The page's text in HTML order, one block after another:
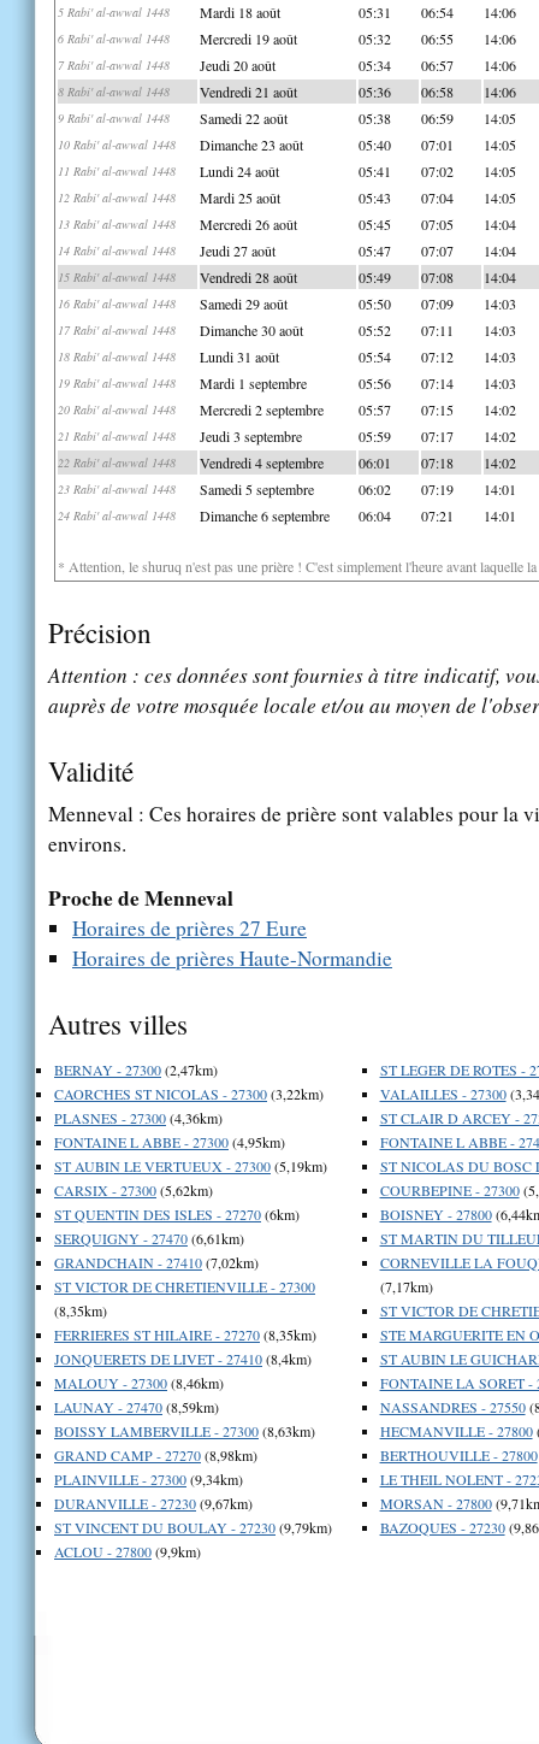
5 Rabi' al-awwal 1448 Mardi 18 août 05:31 06:54 14:06
6 Rabi' al-awwal 1448 Mercredi 19 août 05:32 06:55 14:06
7 Rabi' al-awwal 1448 Jeudi 20 août 05:34 06:57 14:06
8 Rabi' al-awwal 1448 Vendredi 21 août 05:36 06:58 14:06
9 Rabi' al-awwal 1448 Samedi 22 août 05:38 06:59 14:05
10 Rabi' al-awwal 1448 Dimanche 23 août 05:40 07:01 14:05
11 Rabi' al-awwal 1448 Lundi 24 août 05:41 07:02 14:05
12 Rabi' al-awwal 1448 Mardi 25 août 05:43 07:04 14:05
13 Rabi' al-awwal 1448 Mercredi 26 août 05:45 07:05 14:04
14 Rabi' al-awwal 1448 Jeudi 27 août 05:47 07:07 14:04
15 Rabi' al-awwal 1448 Vendredi 28 août 05:49 07:08 14:04
16 Rabi' al-awwal 1448 Samedi 29 août 05:50 07:09 14:03
17 Rabi' al-awwal 1448 Dimanche 30 août 05:52 07:11 14:03
18 Rabi' al-awwal 1448 Lundi 31 août 05:54 07:12 14:03
19 Rabi' al-awwal 1448 Mardi 1 septembre 05:56 07:14 14:03
20 Rabi' al-awwal 1448 Mercredi 2 septembre 05:57 07:15 14:02
21 Rabi' al-awwal 1448 Jeudi 3 septembre 05:59 07:17 14:02
22 Rabi' al-awwal 1448 Vendredi 4 septembre 06:01 07:18 14:02
23 Rabi' al-awwal 1448 Samedi 5 septembre 06:02 07:19 14:01
24 Rabi' al-awwal 1448 Dimanche 6 septembre 06:04 07:21 14:01
* Attention, le shuruq n'est pas une prière ! C'est simplement l'heure avant laquelle
Précision
Attention : ces données sont fournies à titre indicatif,
auprès de votre mosquée locale et/ou au moyen de
Validité
Menneval : Ces horaires de prière sont valables pour la
environs.
Proche de Menneval
Horaires de prières 27 Eure
Horaires de prières Haute-Normandie
Autres villes
BERNAY - 27300(2,47km)
CAORCHES ST NICOLAS - 27300(3,22km)
PLASNES - 27300(4,36km)
FONTAINE L ABBE - 27300(4,95km)
ST AUBIN LE VERTUEUX - 27300(5,19km)
CARSIX - 27300(5,62km)
ST QUENTIN DES ISLES - 27270(6km)
SERQUIGNY - 27470(6,61km)
GRANDCHAIN - 27410(7,02km)
ST VICTOR DE CHRETIENVILLE - 27300
(8,35km)
FERRIERES ST HILAIRE - 27270(8,35km)
JONQUERETS DE LIVET - 27410(8,4km)
MALOUY - 27300(8,46km)
LAUNAY - 27470(8,59km)
BOISSY LAMBERVILLE - 27300(8,63km)
GRAND CAMP - 27270(8,98km)
PLAINVILLE - 27300(9,34km)
DURANVILLE - 27230(9,67km)
ST VINCENT DU BOULAY - 27230(9,79km)
ACLOU - 27800(9,9km)
ST LEGER DE ROTES -
VALAILLES - 27300
ST CLAIR D ARCEY -
FONTAINE L ABBE -
ST NICOLAS DU BOSC
COURBEPINE - 27300
BOISNEY - 27800
ST MARTIN DU
CORNEVILLE LA
(7,17km)
ST VICTOR DE
STE MARGUERITE EN
ST AUBIN LE
FONTAINE LA SORET -
NASSANDRES - 27550
HECMANVILLE - 27800
BERTHOUVILLE - 27800
LE THEIL NOLENT -
MORSAN - 27800
BAZOQUES - 27230